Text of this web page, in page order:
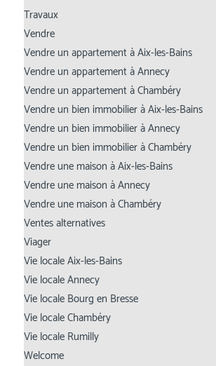
Travaux
Vendre
Vendre un appartement à Aix-les-Bains
Vendre un appartement à Annecy
Vendre un appartement à Chambéry
Vendre un bien immobilier à Aix-les-Bains
Vendre un bien immobilier à Annecy
Vendre un bien immobilier à Chambéry
Vendre une maison à Aix-les-Bains
Vendre une maison à Annecy
Vendre une maison à Chambéry
Ventes alternatives
Viager
Vie locale Aix-les-Bains
Vie locale Annecy
Vie locale Bourg en Bresse
Vie locale Chambéry
Vie locale Rumilly
Welcome